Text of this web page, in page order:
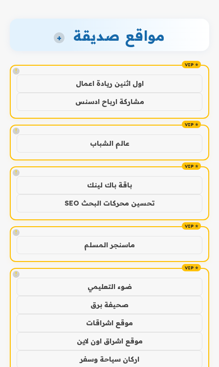
مواقع صديقة +
!
اول اثنين ريادة اعمال
مشاركة ارباح ادسنس
!
عالم الشباب
!
باقة باك لينك
تحسين محركات البحث SEO
!
ماسنجر المسلم
!
ضوء التعليمي
صحيفة برق
موقع اشراقات
موقع اشراق اون لاين
اركان سياحة وسفر